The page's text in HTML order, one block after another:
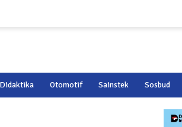
Didaktika Otomotif Sainstek Sosbud